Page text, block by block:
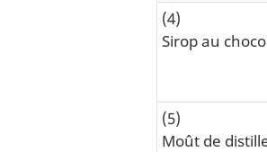
(4)
Sirop au
(5)
Moût de